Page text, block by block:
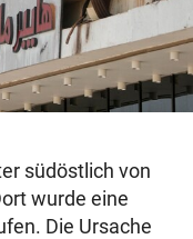
südöstlich von
wurde eine
Die Ursache